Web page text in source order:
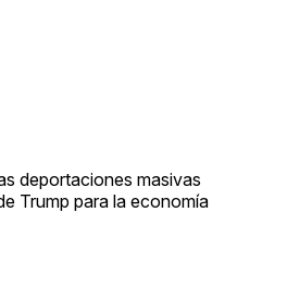
deportaciones masivas
Trump para la economía